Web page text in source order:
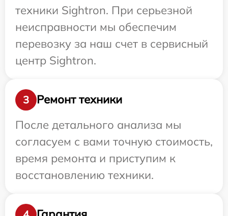
техники Sightron. При серьезной
неисправности мы обеспечим
перевозку за наш счет в сервисный
центр Sightron.
3
Ремонт техники
После детального анализа мы
согласуем с вами точную стоимость,
время ремонта и приступим к
восстановлению техники.